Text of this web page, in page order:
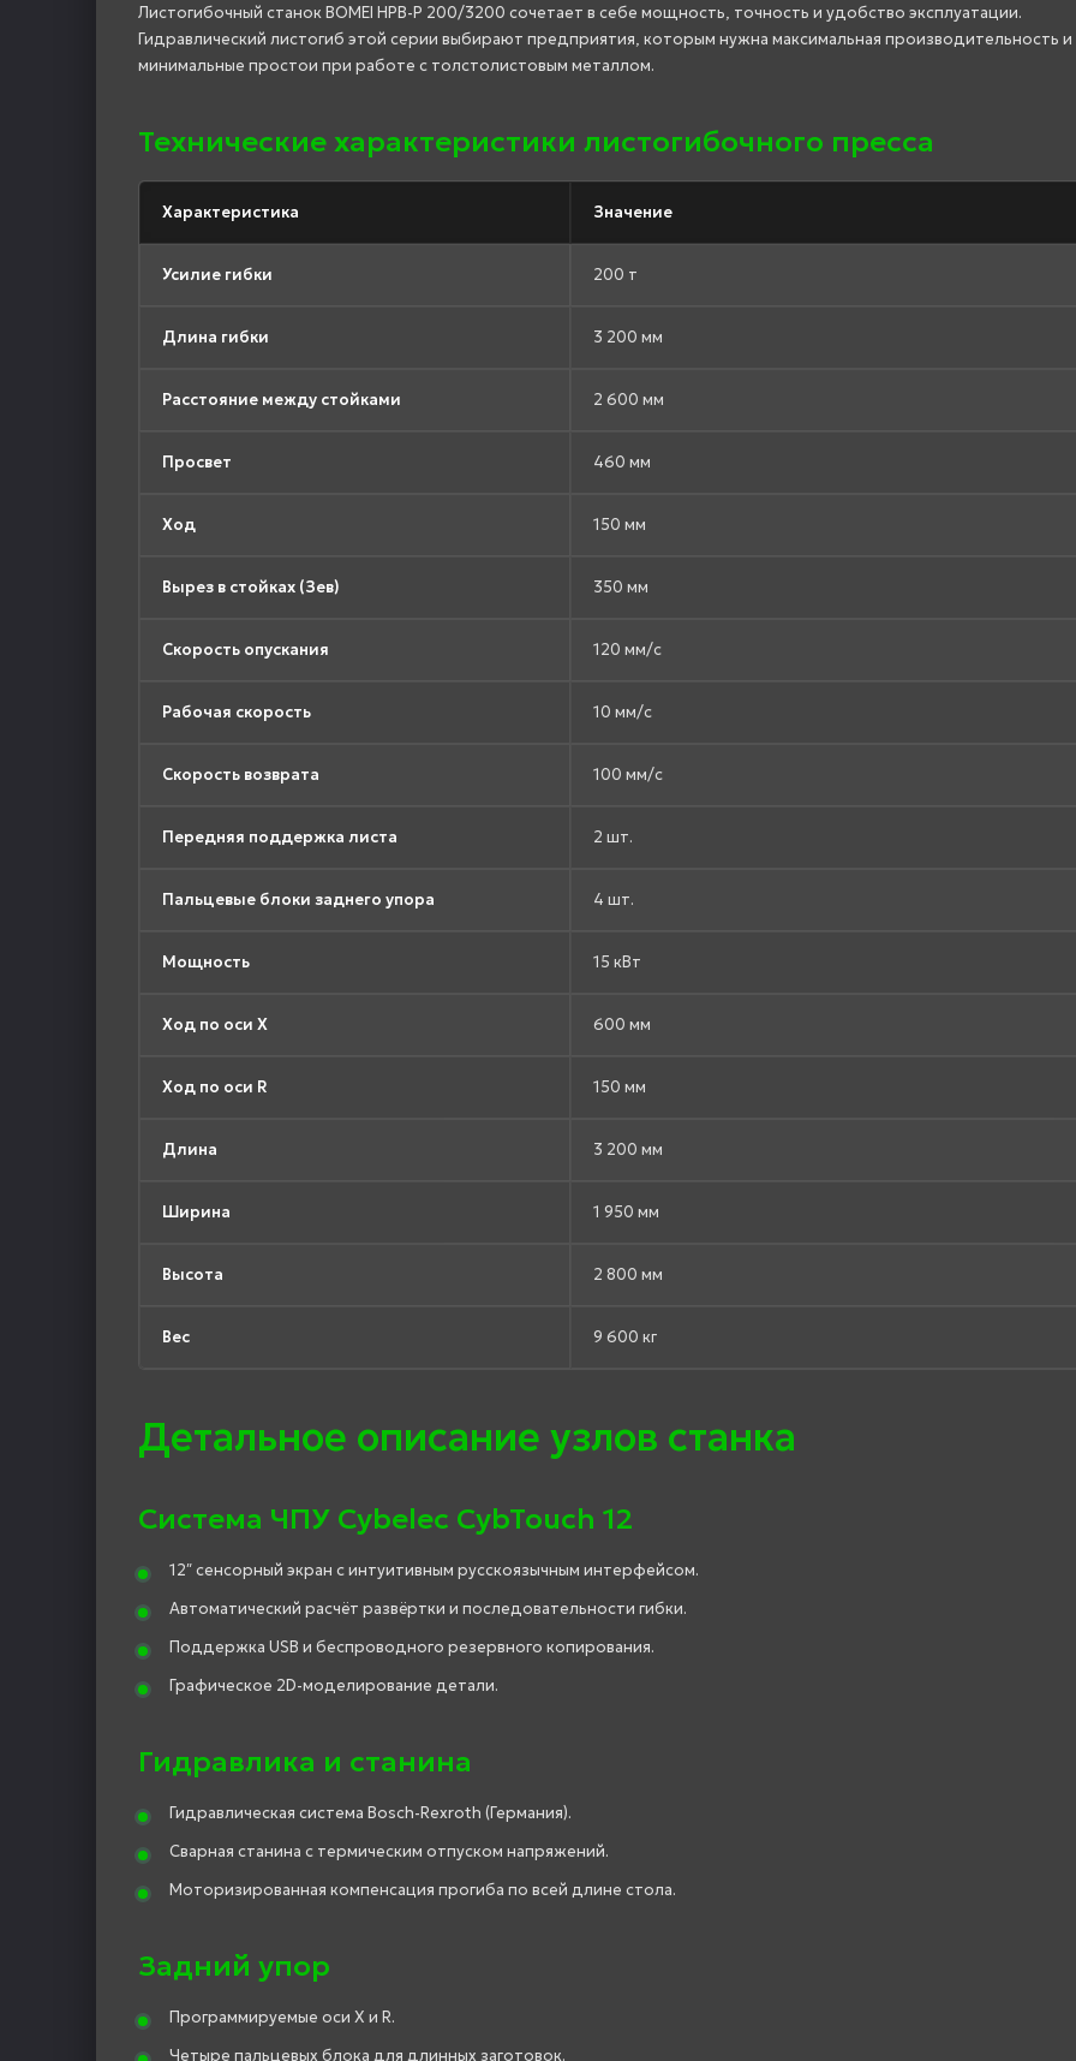
Листогибочный станок BOMEI HPB-P 200/3200 сочетает в себе мощность, точность и удобство эксплуатации.
Гидравлический листогиб этой серии выбирают предприятия, которым нужна максимальная производительность и
минимальные простои при работе с толстолистовым металлом.
Технические характеристики листогибочного пресса
Характеристика Значение
Усилие гибки 200 т
Длина гибки 3 200 мм
Расстояние между стойками 2 600 мм
Просвет 460 мм
Ход 150 мм
Вырез в стойках (Зев) 350 мм
Скорость опускания 120 мм/с
Рабочая скорость 10 мм/с
Скорость возврата 100 мм/с
Передняя поддержка листа 2 шт.
Пальцевые блоки заднего упора 4 шт.
Мощность 15 кВт
Ход по оси X 600 мм
Ход по оси R 150 мм
Длина 3 200 мм
Ширина 1 950 мм
Высота 2 800 мм
Вес 9 600 кг
Детальное описание узлов станка
Система ЧПУ Cybelec CybTouch 12
12″ сенсорный экран с интуитивным русскоязычным интерфейсом.
Автоматический расчёт развёртки и последовательности гибки.
Поддержка USB и беспроводного резервного копирования.
Графическое 2D-моделирование детали.
Гидравлика и станина
Гидравлическая система Bosch-Rexroth (Германия).
Сварная станина с термическим отпуском напряжений.
Моторизированная компенсация прогиба по всей длине стола.
Задний упор
Программируемые оси X и R.
Четыре пальцевых блока для длинных заготовок.